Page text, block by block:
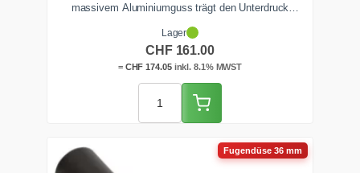
massivem Aluminiumguss trägt den Unterdruck
Das Eigengewicht hält sie satt auf dem Boden, die
Laufrollen führen sie im optimalen Abstand. Bürsten- und
Gummileisten sind wechselbar.
Lager
CHF161.00
= CHF 174.05inkl. 8.1% MWST
Fugendüse 36 mm